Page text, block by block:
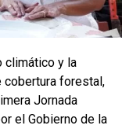
climático y la
cobertura forestal,
Jornada
el Gobierno de la